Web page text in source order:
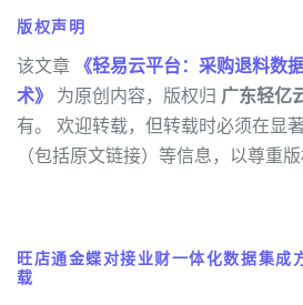
版权声明
该文章 《轻易云平台：采购退料数
术》 为原创内容，版权归 广东轻亿
有。 欢迎转载，但转载时必须在显
（包括原文链接）等信息，以尊重版
旺店通金蝶对接业财一体化数据集成
载